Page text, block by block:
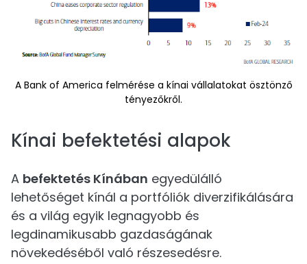
A Bank of America felmérése a kínai vállalatokat ösztönző
tényezőkről.
Kínai befektetési alapok
A befektetés Kínában egyedülálló
lehetőséget kínál a portfóliók diverzifikálására
és a világ egyik legnagyobb és
legdinamikusabb gazdaságának
növekedéséből való részesedésre.